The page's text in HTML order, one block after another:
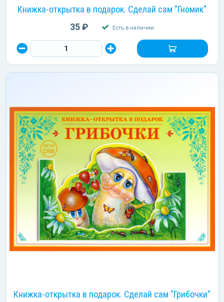
Книжка-открытка в подарок. Сделай сам "Гномик"
35 ₽ Есть в наличии
Книжка-открытка в подарок. Сделай сам "Грибочки"